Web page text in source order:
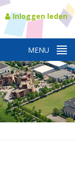
Inloggen leden